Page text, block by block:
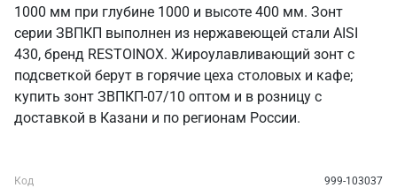
1000 мм при глубине 1000 и высоте 400 мм. Зонт
серии ЗВПКП выполнен из нержавеющей стали AISI
430, бренд RESTOINOX. Жироулавливающий зонт с
подсветкой берут в горячие цеха столовых и кафе;
купить зонт ЗВПКП-07/10 оптом и в розницу с
доставкой в Казани и по регионам России.
Код
999-103037